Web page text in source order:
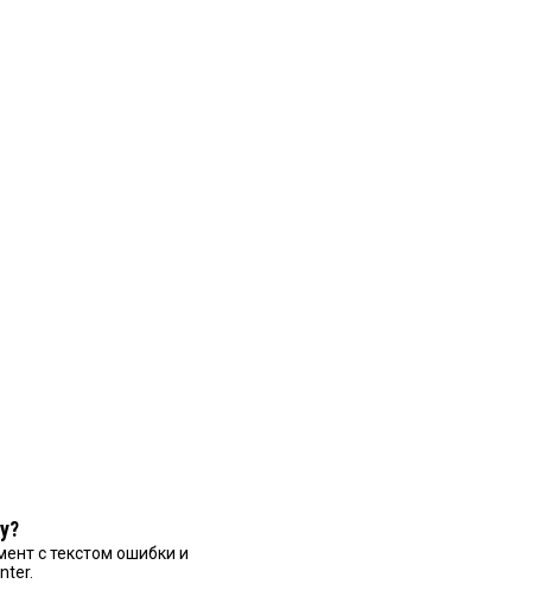
с текстом ошибки и